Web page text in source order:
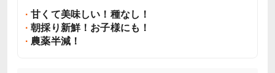
甘くて美味しい！種なし！
朝採り新鮮！お子様にも！
農薬半減！